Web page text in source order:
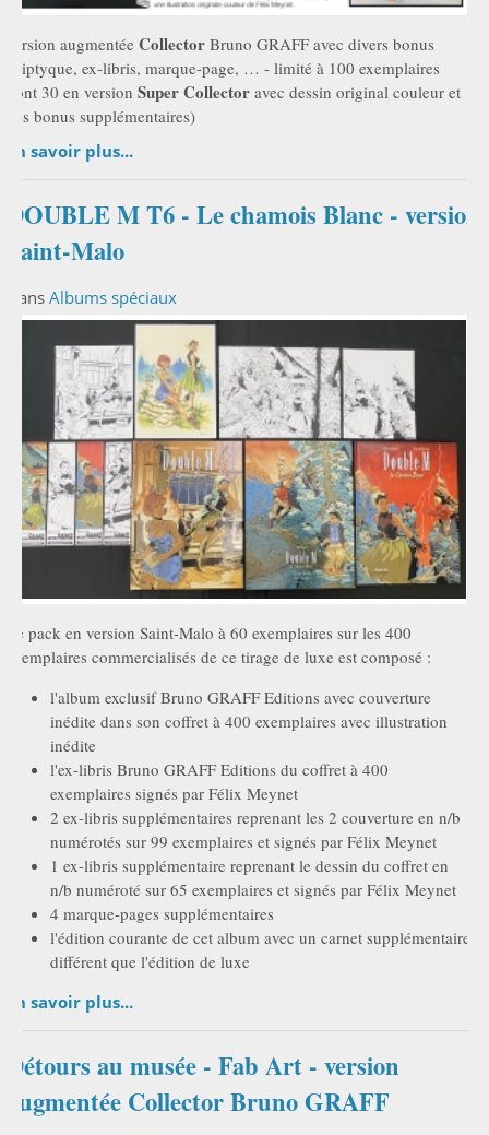
version augmentée CollectorBruno GRAFF avec divers bonus
(triptyque, ex-libris, marque-page, … - limité à 100 exemplaires
dont 30 en version Super Collectoravec dessin original couleur et
des bonus supplémentaires)
En savoir plus...
DOUBLE M T6 - Le chamois Blanc - version
Saint-Malo
Dans Albums spéciaux
Le pack en version Saint-Malo à 60 exemplaires sur les 400
exemplaires commercialisés de ce tirage de luxe est composé :
l'album exclusif Bruno GRAFF Editions avec couverture
inédite dans son coffret à 400 exemplaires avec illustration
inédite
l'ex-libris Bruno GRAFF Editions du coffret à 400
exemplaires signés par Félix Meynet
2 ex-libris supplémentaires reprenant les 2 couverture en n/b
numérotés sur 99 exemplaires et signés par Félix Meynet
1 ex-libris supplémentaire reprenant le dessin du coffret en
n/b numéroté sur 65 exemplaires et signés par Félix Meynet
4 marque-pages supplémentaires
l'édition courante de cet album avec un carnet supplémentaire
différent que l'édition de luxe
En savoir plus...
Détours au musée - Fab Art - version
augmentée Collector Bruno GRAFF